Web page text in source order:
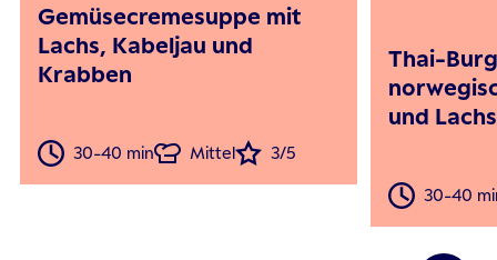
Gemüsecremesuppe mit
Lachs, Kabeljau und
Krabben
30-40 min Mittel 3/5
Thai-
und Lachs
30-40